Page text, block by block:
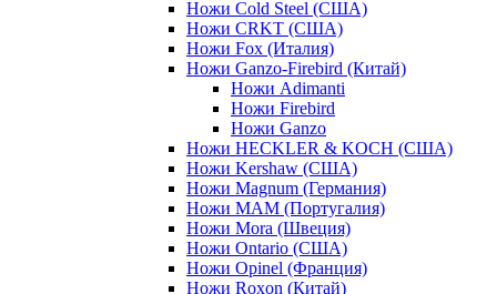
Ножи Cold Steel (США)
Ножи CRKT (США)
Ножи Fox (Италия)
Ножи Ganzo-Firebird (Китай)
Ножи Adimanti
Ножи Firebird
Ножи Ganzo
Ножи HECKLER & KOCH (США)
Ножи Kershaw (США)
Ножи Magnum (Германия)
Ножи MAM (Португалия)
Ножи Mora (Швеция)
Ножи Ontario (США)
Ножи Opinel (Франция)
Ножи Roxon (Китай)